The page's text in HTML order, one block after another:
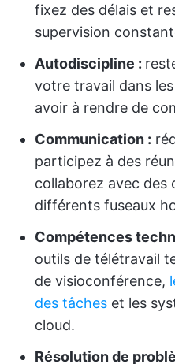
fixez des délais et
supervision
Autodiscipline :
votre travail dans
avoir à rendre de
Communication :
participez à des
collaborez avec des
différents fuseaux
Compétences
outils de télétravail
de visioconférence,
des tâches et les
cloud.
Résolution de